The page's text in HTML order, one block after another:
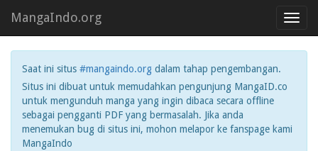
MangaIndo.org
Saat ini situs #mangaindo.org dalam tahap pengembangan.
Situs ini dibuat untuk memudahkan pengunjung MangaID.co
untuk mengunduh manga yang ingin dibaca secara offline
sebagai pengganti PDF yang bermasalah. Jika anda
menemukan bug di situs ini, mohon melapor ke fanspage kami
MangaIndo